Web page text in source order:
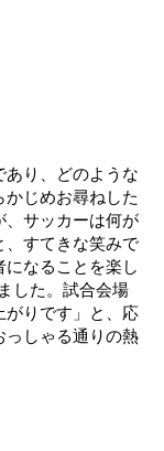
あり、どのような
じめお尋ねした
、サッカーは何が
、すてきな笑みで
なることを楽し
した。試合会場
がりです」と、応
っしゃる通りの熱